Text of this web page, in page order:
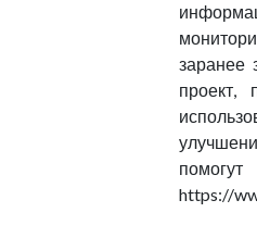
заранее
проект,
https://